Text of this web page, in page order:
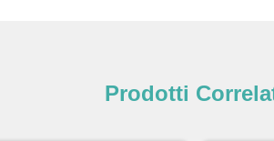
Prodotti